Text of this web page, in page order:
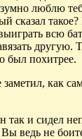
люблю
сказал такое?
всю
другую.
был похитрее.
как
так и сидел
ведь не